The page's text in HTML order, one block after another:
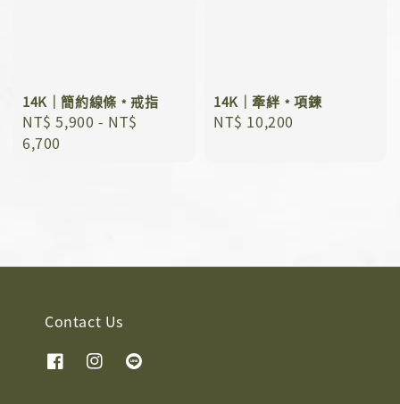
14K｜簡約線條﹡戒指
Regular
price
NT$ 5,900 - NT$
6,700
14K｜牽絆﹡項鍊
Regular
NT$ 10,200
Contact Us